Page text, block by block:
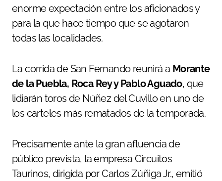
enorme expectación entre los aficionados y
para la que hace tiempo que se agotaron
todas las localidades.
La corrida de San Fernando reunirá a Morante
de la Puebla, Roca Rey y Pablo Aguado, que
lidiarán toros de Núñez del Cuvillo en uno de
los carteles más rematados de la temporada.
Precisamente ante la gran afluencia de
público prevista, la empresa Circuitos
Taurinos, dirigida por Carlos Zúñiga Jr., emitió